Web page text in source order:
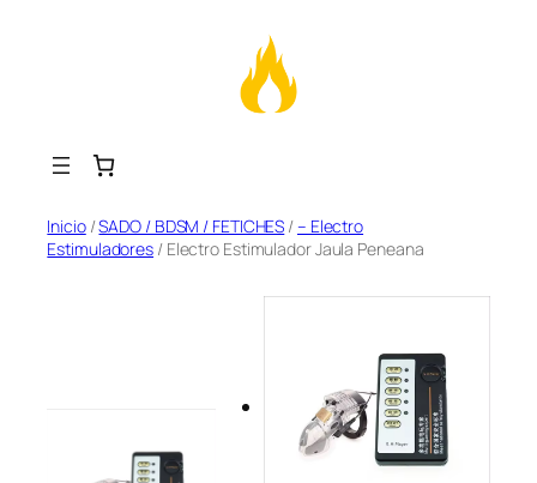
SaltarInicio/SADO / BDSM / FETICHES /– Electro
Estimuladores / Electro Estimulador Jaula Peneana